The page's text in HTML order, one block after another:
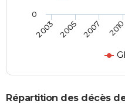
2003 2005 2007 2010
0
Répartition des décès